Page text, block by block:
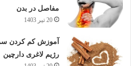
مفاصل در بدن
20 تیر 1403
رژیم لاغری دارچین